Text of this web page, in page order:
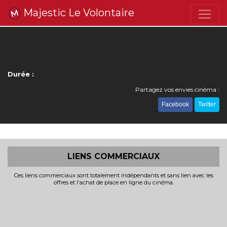
Majestic Le Volontaire
Durée :
Partagez vos envies cinéma :
Facebook Twitter
LIENS COMMERCIAUX
Ces liens commerciaux sont totalement indépendants et sans lien avec les
offres et l'achat de place en ligne du cinéma.